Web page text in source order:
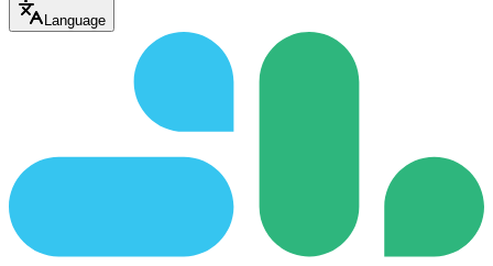
Language